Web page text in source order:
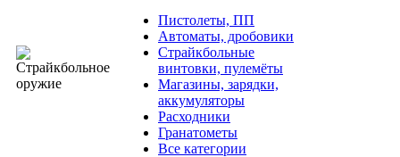
Пистолеты, ПП
Автоматы, дробовики
Страйкбольные
винтовки, пулемёты
Магазины, зарядки,
аккумуляторы
Расходники
Гранатометы
Все категории